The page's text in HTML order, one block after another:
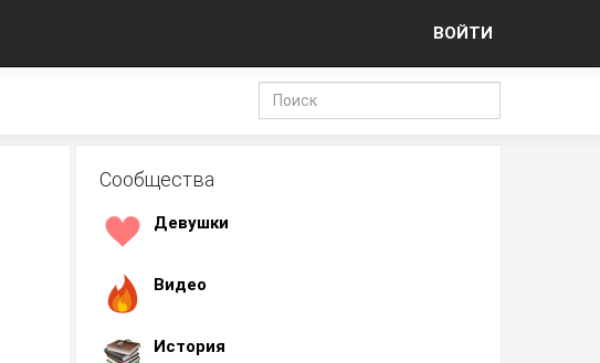
ВОЙТИ
Сообщества
Девушки
Видео
История